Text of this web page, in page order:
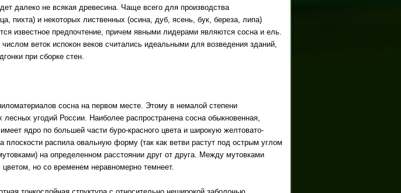
далеко не всякая древесина. Чаще всего для производства
пихта) и некоторых лиственных (осина, дуб, ясень, бук, береза, липа)
известное предпочтение, причем явными лидерами являются сосна и ель.
веток испокон веков считались идеальными для возведения зданий,
при сборке стен.
сосна на первом месте. Этому в немалой степени
угодий России. Наиболее распространена сосна обыкновенная,
ядро по большей части буро-красного цвета и широкую желтовато-
распила овальную форму (так как ветви растут под острым углом
на определенном расстоянии друг от друга. Между мутовками
но со временем неравномерно темнеет.